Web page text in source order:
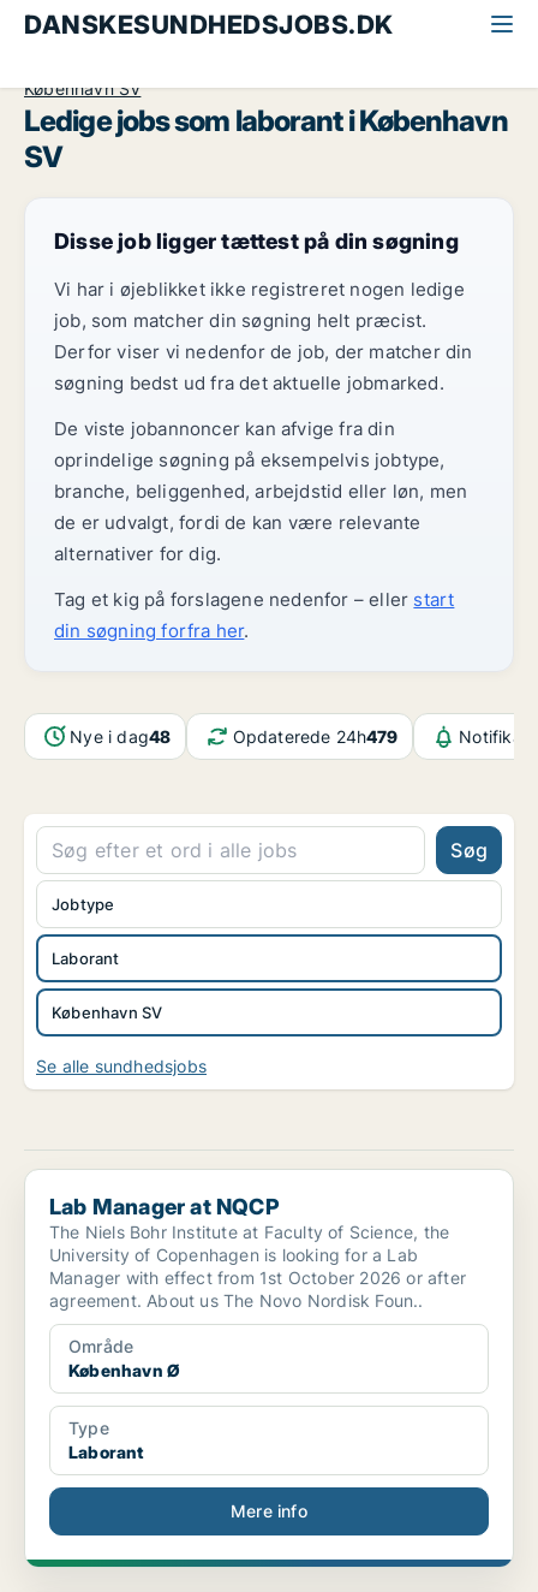
DANSKESUNDHEDSJOBS.DK
København SV
Ledige jobs som laborant i København
SV
Disse job ligger tættest på din søgning
Vi har i øjeblikket ikke registreret nogen ledige
job, som matcher din søgning helt præcist.
Derfor viser vi nedenfor de job, der matcher din
søgning bedst ud fra det aktuelle jobmarked.
De viste jobannoncer kan afvige fra din
oprindelige søgning på eksempelvis jobtype,
branche, beliggenhed, arbejdstid eller løn, men
de er udvalgt, fordi de kan være relevante
alternativer for dig.
Tag et kig på forslagene nedenfor – eller start
din søgning forfra her.
Nye i dag48 Opdaterede 24h479
Søg
Laborant
København SV
Jobtype
Se alle sundhedsjobs
Lab Manager at NQCP
Lab Manager at NQCP
The Niels Bohr Institute at Faculty of Science, the
University of Copenhagen is looking for a Lab
Manager with effect from 1st October 2026 or after
agreement. About us The Novo Nordisk Foun..
Område
København Ø
Type
Laborant
Mere info